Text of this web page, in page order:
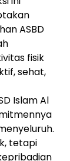
ASBD
fisik
sehat,
Islam Al
tetapi